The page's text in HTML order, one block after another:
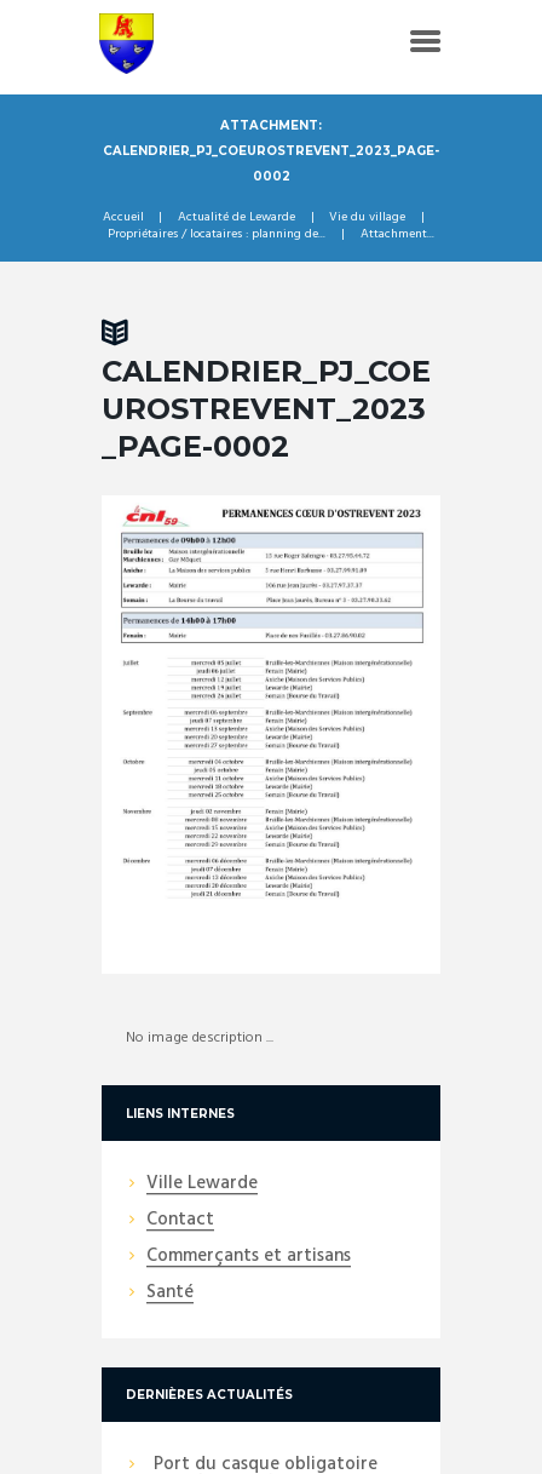
ATTACHMENT:
CALENDRIER_PJ_COEUROSTREVENT_2023_PAGE-
0002
Accueil Actualité de Lewarde
Vie du village
Propriétaires / locataires : planning de...
Attachment...
CALENDRIER_PJ_COE
UROSTREVENT_2023
_PAGE-0002
No image description ...
LIENS INTERNES
Ville Lewarde
Contact
Commerçants et artisans
Santé
DERNIÈRES ACTUALITÉS
Port du casque obligatoire